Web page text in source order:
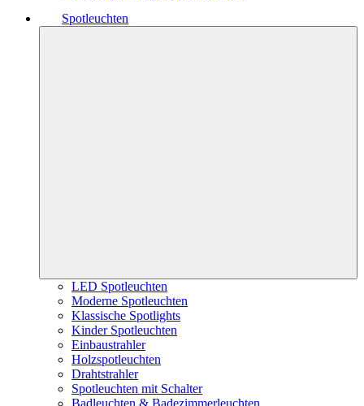
Spotleuchten
LED Spotleuchten
Moderne Spotleuchten
Klassische Spotlights
Kinder Spotleuchten
Einbaustrahler
Holzspotleuchten
Drahtstrahler
Spotleuchten mit Schalter
Badleuchten & Badezimmerleuchten